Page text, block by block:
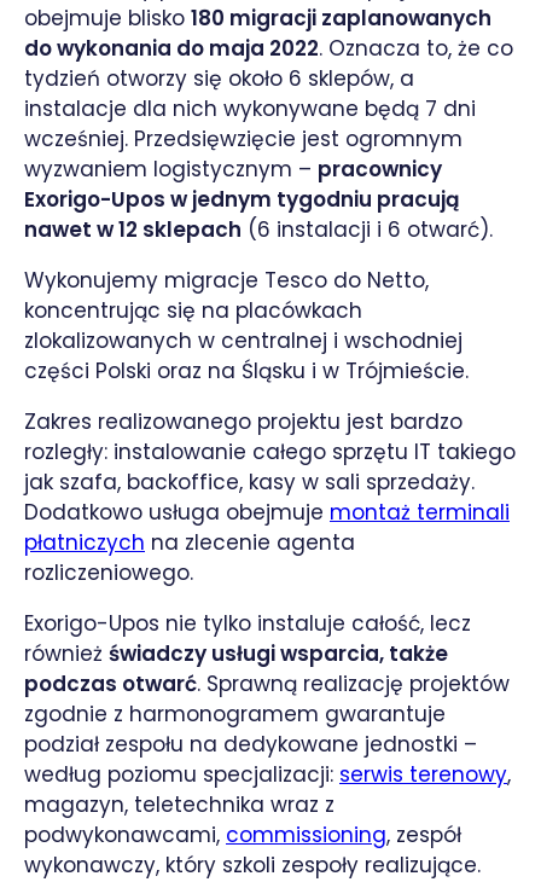
obejmuje blisko 180 migracji zaplanowanych
do wykonania do maja 2022. Oznacza to, że co
tydzień otworzy się około 6 sklepów, a
instalacje dla nich wykonywane będą 7 dni
wcześniej. Przedsięwzięcie jest ogromnym
wyzwaniem logistycznym – pracownicy
Exorigo-Upos w jednym tygodniu pracują
nawet w 12 sklepach (6 instalacji i 6 otwarć).
Wykonujemy migracje Tesco do Netto,
koncentrując się na placówkach
zlokalizowanych w centralnej i wschodniej
części Polski oraz na Śląsku i w Trójmieście.
Zakres realizowanego projektu jest bardzo
rozległy: instalowanie całego sprzętu IT takiego
jak szafa, backoffice, kasy w sali sprzedaży.
Dodatkowo usługa obejmuje montaż terminali
płatniczych na zlecenie agenta
rozliczeniowego.
Exorigo-Upos nie tylko instaluje całość, lecz
również świadczy usługi wsparcia, także
podczas otwarć. Sprawną realizację projektów
zgodnie z harmonogramem gwarantuje
podział zespołu na dedykowane jednostki –
według poziomu specjalizacji: serwis terenowy,
magazyn, teletechnika wraz z
podwykonawcami, commissioning, zespół
wykonawczy, który szkoli zespoły realizujące.